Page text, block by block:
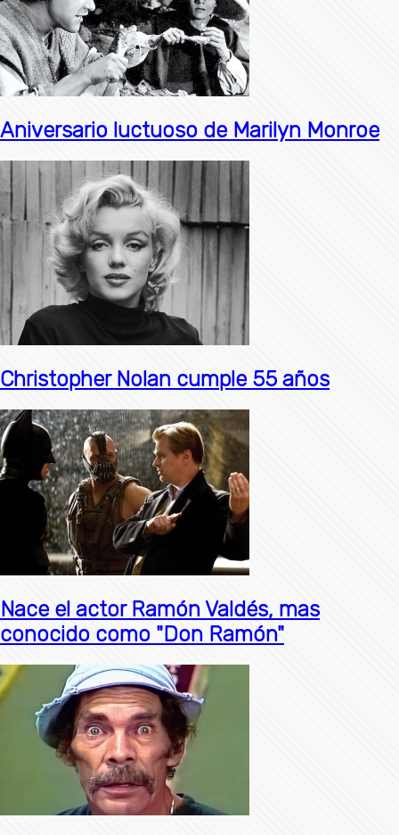
Aniversario luctuoso de Marilyn Monroe
Christopher Nolan cumple 55 años
Nace el actor Ramón Valdés, mas
conocido como "Don Ramón"